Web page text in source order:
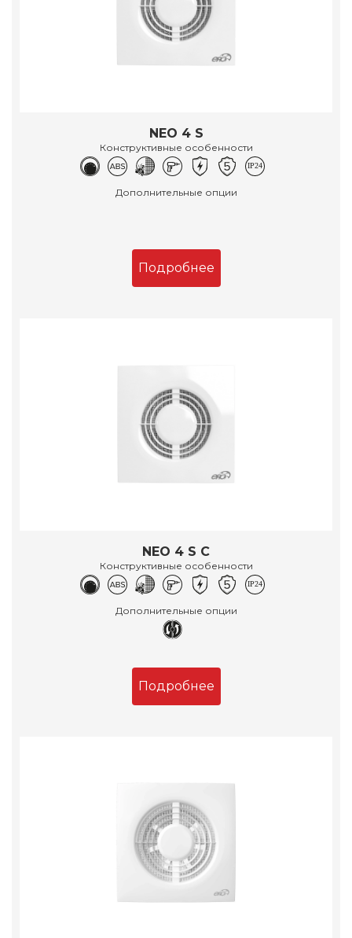
NEO 4 S
Конструктивные особенности
Дополнительные опции
Подробнее
NEO 4 S C
Конструктивные особенности
Дополнительные опции
Подробнее